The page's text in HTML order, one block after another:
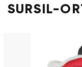
SURSIL-